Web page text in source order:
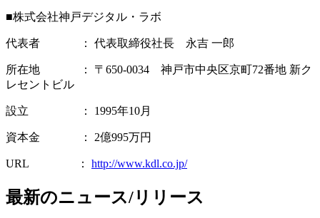
■株式会社神戸デジタル・ラボ
代表者 ： 代表取締役社長 永吉 一郎
所在地 ： 〒650-0034 神戸市中央区京町72番地 新ク
レセントビル
設立 ： 1995年10月
資本金 ： 2億995万円
URL ： http://www.kdl.co.jp/
最新のニュース/リリース